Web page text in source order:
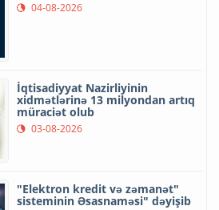
04-08-2026
İqtisadiyyat Nazirliyinin
xidmətlərinə 13 milyondan artıq
müraciət olub
03-08-2026
"Elektron kredit və zəmanət"
sisteminin Əsasnaməsi" dəyişib